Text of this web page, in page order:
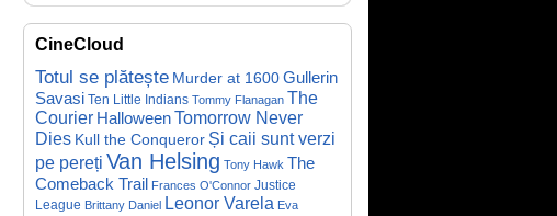
CineCloud
Totul se plătește Murder at 1600Gullerin
Savasi Ten Little Indians Tommy Flanagan The
Courier HalloweenTomorrow Never
Dies Kull the Conqueror Și caii sunt verzi
pe pereți Van Helsing Tony Hawk The
Comeback Trail Frances O'Connor Justice
League Brittany Daniel Leonor Varela Eva